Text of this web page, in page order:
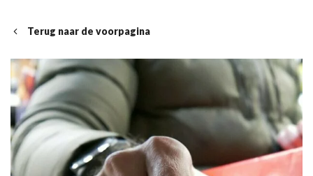
Terug naar de voorpagina